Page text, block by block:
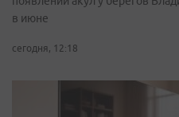
в июне
сегодня, 12:18